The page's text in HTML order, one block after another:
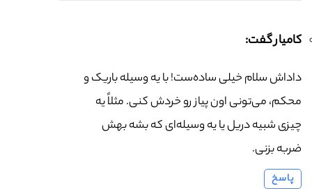
کامیار گفت:
داداش سلام خیلی ساده‌ست! با یه وسیله باریک و
محکم، می‌تونی اون پیاز رو خردش کنی. مثلاً یه
چیزی شبیه دریل یا یه وسیله‌ای که بشه بهش
ضربه بزنی.
پاسخ